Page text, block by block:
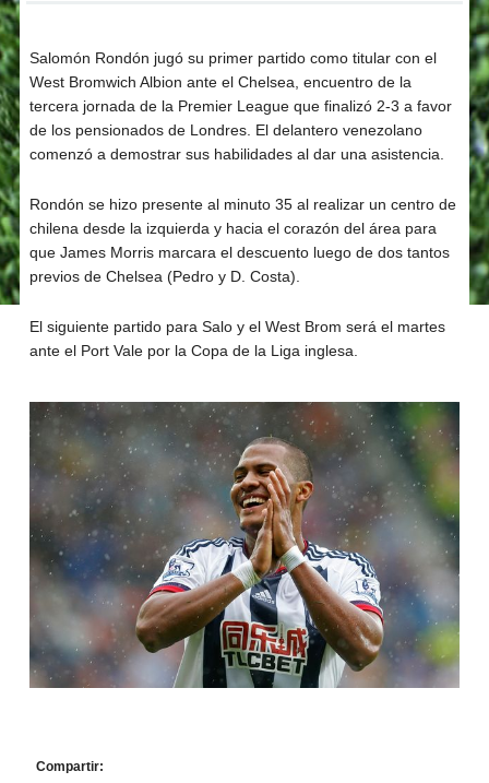
Salomón Rondón jugó su primer partido como titular con el
West Bromwich Albion ante el Chelsea, encuentro de la
tercera jornada de la Premier League que finalizó 2-3 a favor
de los pensionados de Londres. El delantero venezolano
comenzó a demostrar sus habilidades al dar una asistencia.
Rondón se hizo presente al minuto 35 al realizar un centro de
chilena desde la izquierda y hacia el corazón del área para
que James Morris marcara el descuento luego de dos tantos
previos de Chelsea (Pedro y D. Costa).
El siguiente partido para Salo y el West Brom será el martes
ante el Port Vale por la Copa de la Liga inglesa.
Compartir: